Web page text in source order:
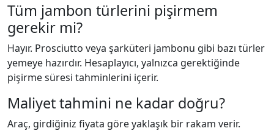
Tüm jambon türlerini pişirmem
gerekir mi?
Hayır. Prosciutto veya şarküteri jambonu gibi bazı türler
yemeye hazırdır. Hesaplayıcı, yalnızca gerektiğinde
pişirme süresi tahminlerini içerir.
Maliyet tahmini ne kadar doğru?
Araç, girdiğiniz fiyata göre yaklaşık bir rakam verir.